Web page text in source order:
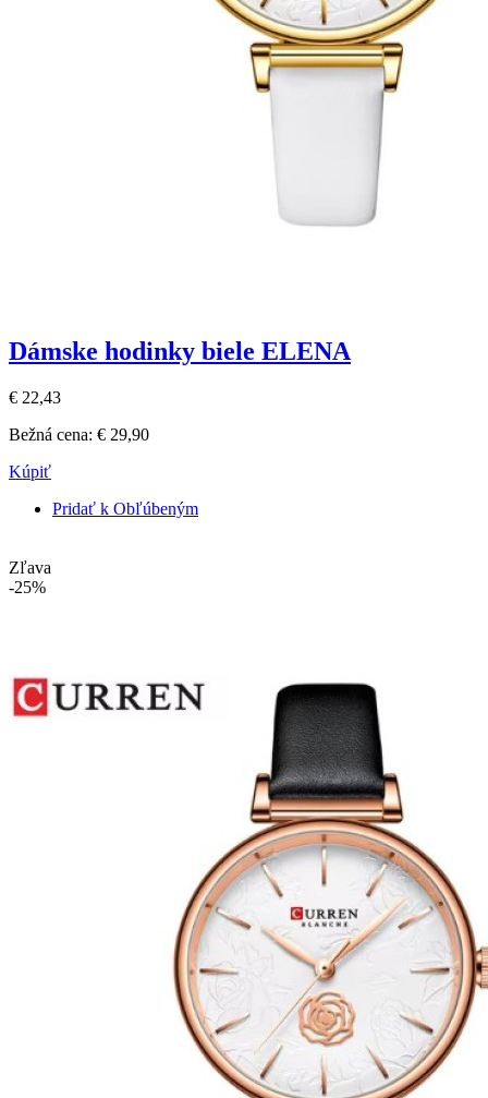
Dámske hodinky biele ELENA
€ 22,43
Bežná cena: € 29,90
Kúpiť
Pridať k Obľúbeným
Zľava
-25%